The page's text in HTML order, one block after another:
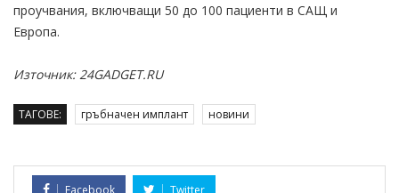
проучвания, включващи 50 до 100 пациенти в САЩ и
Европа.
Източник: 24GADGET.RU
ТАГОВЕ: гръбначен имплант новини
Facebook Twitter